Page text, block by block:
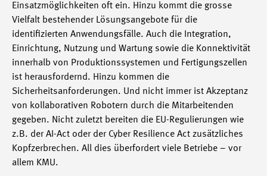
Einsatzmöglichkeiten oft ein. Hinzu kommt die grosse
Vielfalt bestehender Lösungsangebote für die
identifizierten Anwendungsfälle. Auch die Integration,
Einrichtung, Nutzung und Wartung sowie die Konnektivität
innerhalb von Produktionssystemen und Fertigungszellen
ist herausfordernd. Hinzu kommen die
Sicherheitsanforderungen. Und nicht immer ist Akzeptanz
von kollaborativen Robotern durch die Mitarbeitenden
gegeben. Nicht zuletzt bereiten die EU-Regulierungen wie
z.B. der AI-Act oder der Cyber Resilience Act zusätzliches
Kopfzerbrechen. All dies überfordert viele Betriebe – vor
allem KMU.